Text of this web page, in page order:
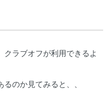
クラブオフが利用できるよ
のか見てみると、、